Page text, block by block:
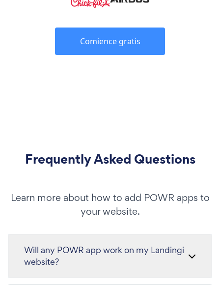
Comience gratis
Frequently Asked Questions
Learn more about how to add POWR apps to
your website.
Will any POWR app work on my Landingi
website?